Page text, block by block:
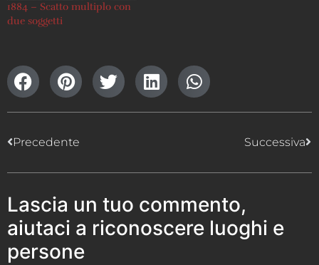
1884 – Scatto multiplo con
due soggetti
Precedente Successiva
Lascia un tuo commento,
aiutaci a riconoscere luoghi e
persone